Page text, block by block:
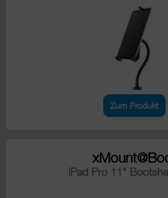
Zum Produkt
iPad Pro 11"